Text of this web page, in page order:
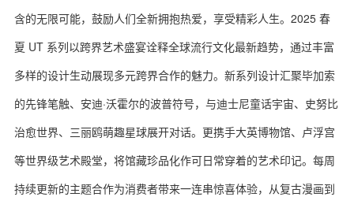
含的无限可能，鼓励人们全新拥抱热爱，享受精彩人生。2025 春
夏 UT 系列以跨界艺术盛宴诠释全球流行文化最新趋势，通过丰富
多样的设计生动展现多元跨界合作的魅力。新系列设计汇聚毕加索
的先锋笔触、安迪·沃霍尔的波普符号，与迪士尼童话宇宙、史努比
治愈世界、三丽鸥萌趣星球展开对话。更携手大英博物馆、卢浮宫
等世界级艺术殿堂，将馆藏珍品化作可日常穿着的艺术印记。每周
持续更新的主题合作为消费者带来一连串惊喜体验，从复古漫画到